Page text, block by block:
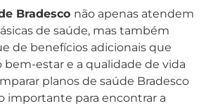
Bradesco não apenas atendem
de saúde, mas também
de benefícios adicionais que
estar e a qualidade de vida
planos de saúde Bradesco
importante para encontrar a